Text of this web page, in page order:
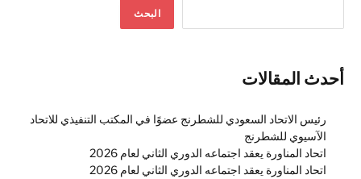
البحث
أحدث المقالات
رئيس الاتحاد السعودي للشطرنج عضوًا في المكتب التنفيذي للاتحاد
الآسيوي للشطرنج
اتحاد المناورة يعقد اجتماعه الدوري الثاني لعام 2026
اتحاد المناورة يعقد اجتماعه الدوري الثاني لعام 2026